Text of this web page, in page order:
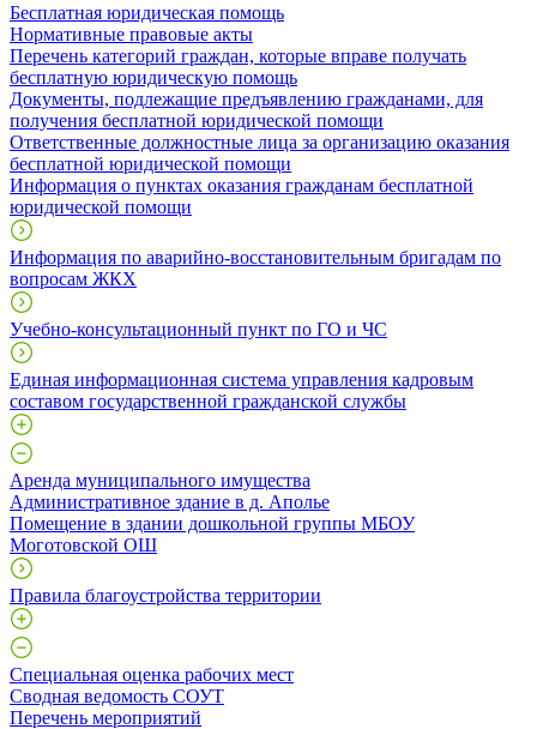
Бесплатная юридическая помощь
Нормативные правовые акты
Перечень категорий граждан, которые вправе получать
бесплатную юридическую помощь
Документы, подлежащие предъявлению гражданами, для
получения бесплатной юридической помощи
Ответственные должностные лица за организацию оказания
бесплатной юридической помощи
Информация о пунктах оказания гражданам бесплатной
юридической помощи
Информация по аварийно-восстановительным бригадам по
вопросам ЖКХ
Учебно-консультационный пункт по ГО и ЧС
Единая информационная система управления кадровым
составом государственной гражданской службы
Аренда муниципального имущества
Административное здание в д. Аполье
Помещение в здании дошкольной группы МБОУ
Моготовской ОШ
Правила благоустройства территории
Специальная оценка рабочих мест
Сводная ведомость СОУТ
Перечень мероприятий